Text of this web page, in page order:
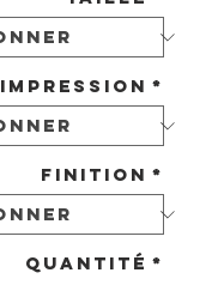
Impression *
Finition *
Quantité *